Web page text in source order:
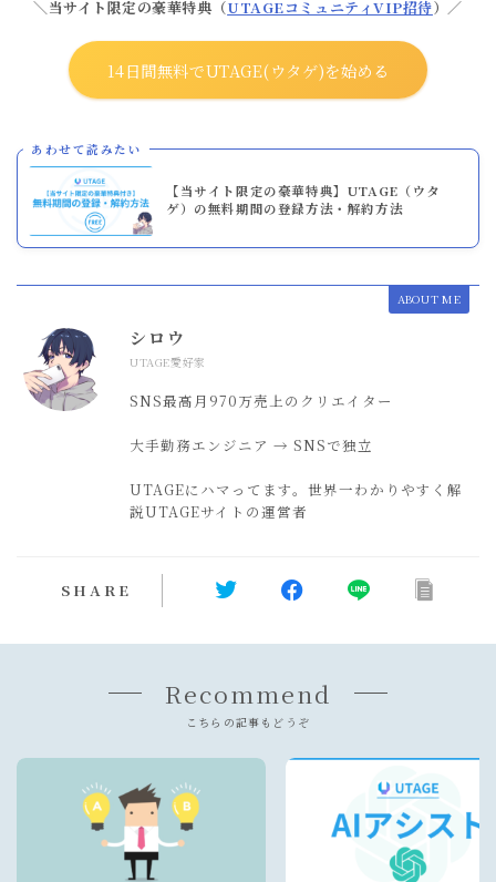
＼当サイト限定の豪華特典（UTAGEコミュニティVIP招待）／
14日間無料でUTAGE(ウタゲ)を始める
あわせて読みたい
【当サイト限定の豪華特典】UTAGE（ウタ
ゲ）の無料期間の登録方法・解約方法
ABOUT ME
シロウ
UTAGE愛好家
SNS最高月970万売上のクリエイター
大手勤務エンジニア → SNSで独立
UTAGEにハマってます。世界一わかりやすく解
説UTAGEサイトの運営者
SHARE
Recommend
こちらの記事もどうぞ